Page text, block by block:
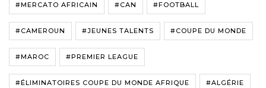
#MERCATO AFRICAIN #CAN #FOOTBALL
#CAMEROUN #JEUNES TALENTS #COUPE DU MONDE
#MAROC #PREMIER LEAGUE
#ÉLIMINATOIRES COUPE DU MONDE AFRIQUE #ALGÉRIE